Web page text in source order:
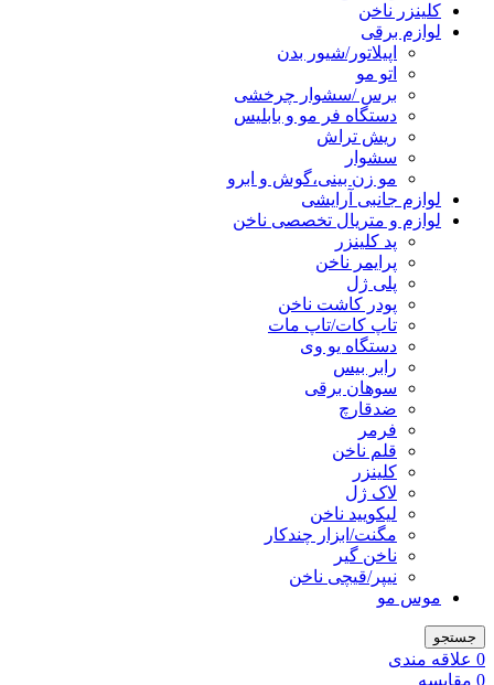
کلینزر ناخن
لوازم برقی
اپیلاتور/شیور بدن
اتو مو
برس /سشوار چرخشی
دستگاه فر مو و بابلیس
ریش تراش
سشوار
مو زن بینی،گوش و ابرو
لوازم جانبی آرایشی
لوازم و متریال تخصصی ناخن
پد کلینزر
پرایمر ناخن
پلی ژل
پودر کاشت ناخن
تاپ کات/تاپ مات
دستگاه یو وی
رابر بیس
سوهان برقی
ضدقارچ
فرمر
قلم ناخن
کلینزر
لاک ژل
لیکوييد ناخن
مگنت/ابزار چندکار
ناخن گیر
نیپر/قیچی ناخن
موس مو
جستجو
0 علاقه مندی
0 مقایسه